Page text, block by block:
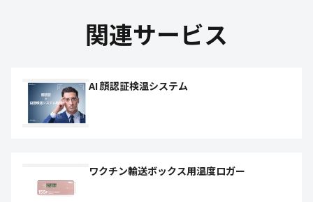
関連サービス
AI 顔認証検温システム
ワクチン輸送ボックス用温度ロガー